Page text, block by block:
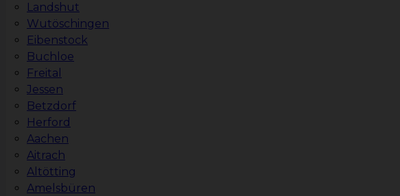
Landshut
Wutöschingen
Eibenstock
Buchloe
Freital
Jessen
Betzdorf
Herford
Aachen
Aitrach
Altötting
Amelsbüren